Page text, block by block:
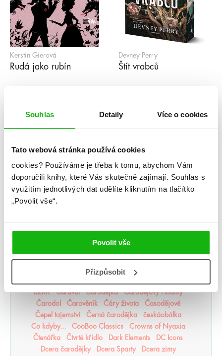
Souhlas Detaily Více o cookies
Tato webová stránka používá cookies
cookies? Používáme je třeba k tomu, abychom Vám
doporučili knihy, které Vás skutečně zajímají. Souhlas s
využitím jednotlivých dat udělíte kliknutím na tlačítko
„Povolit vše“.
Povolit vše
Přizpůsobit
Kerstin Gierová
Rudá jako rubín
Devney Perry
Štít vrabců
4 5 »
Série
#humbookpodcast After
Akademie Arcana
Akademie Dunbridge
Akademie snové analýzy
Akta Illuminae
Asistentka Zloducha
Aurora povstává
Better than the Movies
Bez naděje
Bezejmenná
Bohemian Royals
Bohové Olympu
Bouřná vrána
Božští rivalové
BZRK
Caraval Čarodějka
Čarodějovy Hodiny
Čarodol
Čarověník Čáry života
Časodějové
Čepel tajemství
Černá čarodějka
českáobálka
Co kdyby...
CooBoo Classics
Crowns of Nyaxia
Čtenářka
Čtvrté křídlo Dark Elements
DC Icons
Dcera čarodějky
Dcera Sparty
Dcera zimy